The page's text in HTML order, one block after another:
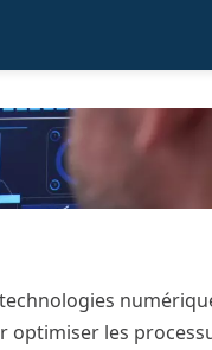
optimiser les